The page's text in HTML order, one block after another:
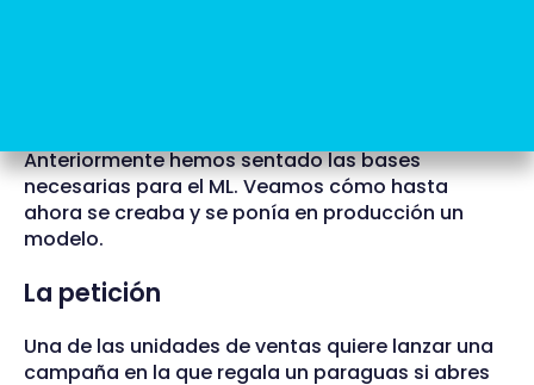
Anteriormente hemos sentado las bases
necesarias para el ML. Veamos cómo hasta
ahora se creaba y se ponía en producción un
modelo.
La petición
Una de las unidades de ventas quiere lanzar una
campaña en la que regala un paraguas si abres